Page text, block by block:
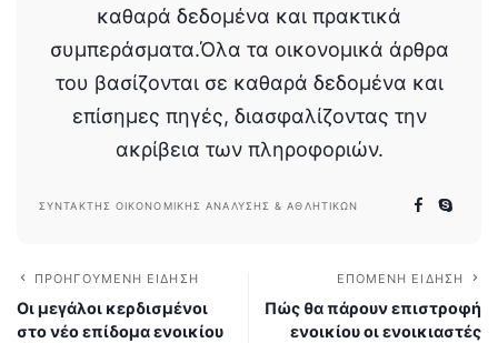
καθαρά δεδομένα και πρακτικά
συμπεράσματα.Όλα τα οικονομικά άρθρα
του βασίζονται σε καθαρά δεδομένα και
επίσημες πηγές, διασφαλίζοντας την
ακρίβεια των πληροφοριών.
ΣΥΝΤΆΚΤΗΣ ΟΙΚΟΝΟΜΙΚΉΣ ΑΝΆΛΥΣΗΣ & ΑΘΛΗΤΙΚΏΝ
ΠΡΟΗΓΟΎΜΕΝΗ ΕΊΔΗΣΗ
Οι μεγάλοι κερδισμένοι
στο νέο επίδομα ενοικίου
ΕΠΌΜΕΝΗ ΕΊΔΗΣΗ
Πώς θα πάρουν επιστροφή
ενοικίου οι ενοικιαστές